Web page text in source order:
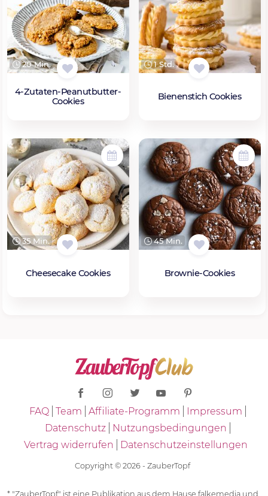
20 Min.
4-Zutaten-Peanutbutter-
Cookies
1 Std.
Bienenstich Cookies
35 Min.
Cheesecake Cookies
45 Min.
Brownie-Cookies
FAQ Team Affiliate-Programm
Impressum
Datenschutz
Nutzungsbedingungen
Vertrag widerrufen
Datenschutzeinstellungen
Copyright © 2026 - ZauberTopf
* "ZauberTopf" ist eine Publikation aus dem Hause falkemedia und